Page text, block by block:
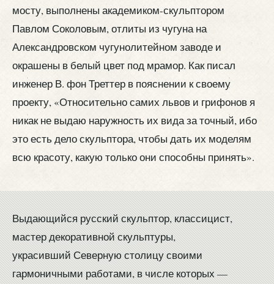
мосту, выполнены академиком-скульптором
Павлом Соколовым, отлиты из чугуна на
Александровском чугунолитейном заводе и
окрашены в белый цвет под мрамор. Как писал
инженер В. фон Треттер в пояснении к своему
проекту, «Относительно самих львов и грифонов я
никак не выдаю наружность их вида за точный, ибо
это есть дело скульптора, чтобы дать их моделям
всю красоту, какую только они способны принять».
Выдающийся русский скульптор, классицист,
мастер декоративной скульптуры,
украсивший Северную столицу своими
гармоничными работами, в числе которых —